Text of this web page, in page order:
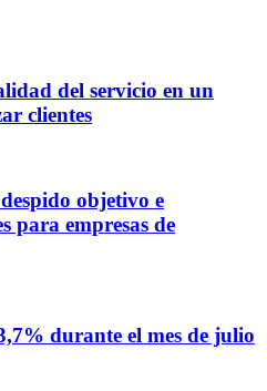
del servicio en un
clientes
objetivo e
para empresas de
durante el mes de julio